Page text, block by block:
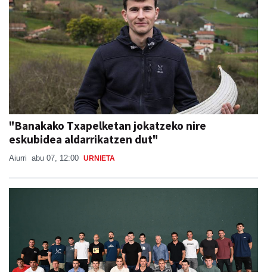
"Banakako Txapelketan jokatzeko nire
eskubidea aldarrikatzen dut"
Aiurri abu 07, 12:00 URNIETA